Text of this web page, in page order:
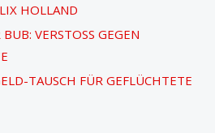
HOLLAND
VERSTOSS GEGEN M
TAUSCH FÜR GEFLÜCHTETE